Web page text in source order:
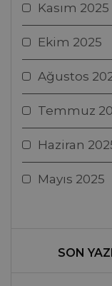
Kasım 2025
Ekim 2025
Ağustos
Temmuz
Haziran
Mayıs 2025
SON